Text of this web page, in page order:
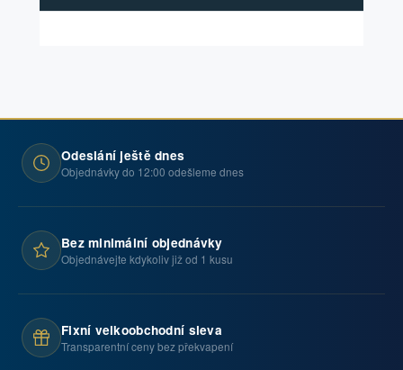
Odeslání ještě dnes
Objednávky do 12:00 odešleme dnes
Bez minimální objednávky
Objednávejte kdykoliv již od 1 kusu
Fixní velkoobchodní sleva
Transparentní ceny bez překvapení